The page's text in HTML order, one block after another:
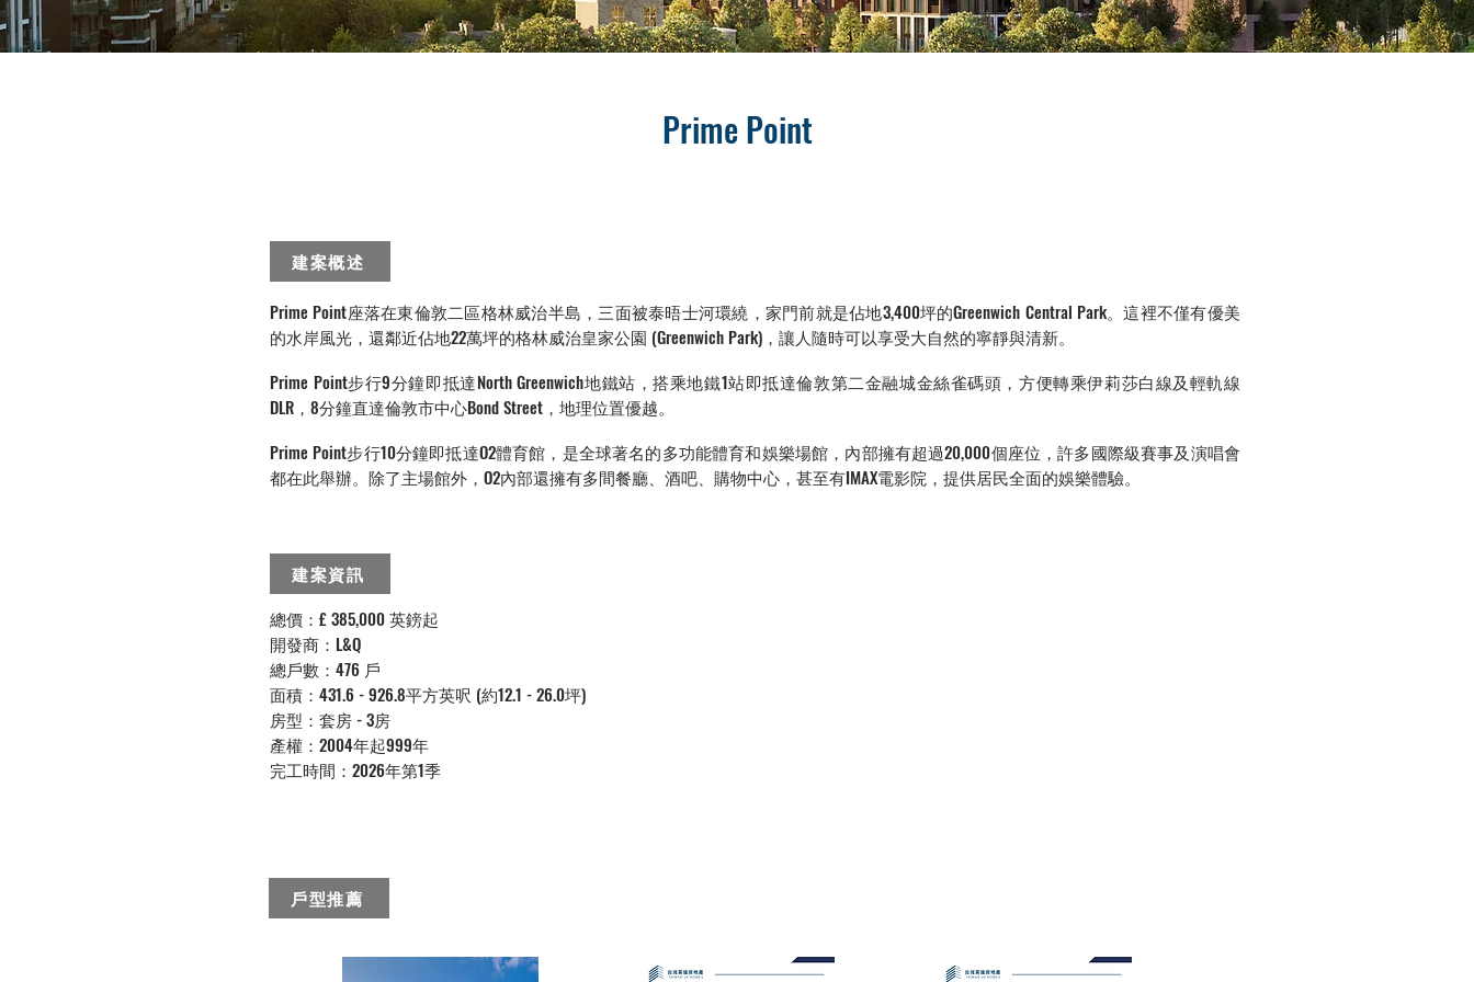
Prime Point
建案概述
Prime Point座落在東倫敦二區格林威治半島，三面被泰晤士河環繞，家門前就是佔地3,400坪的Greenwich Central Park。這裡不僅有優美
的水岸風光，還鄰近佔地22萬坪的格林威治皇家公園 (Greenwich Park)，讓人隨時可以享受大自然的寧靜與清新。
Prime Point步行9分鐘即抵達North Greenwich地鐵站，搭乘地鐵1站即抵達倫敦第二金融城金絲雀碼頭，方便轉乘伊莉莎白線及輕軌線
DLR，8分鐘直達倫敦市中心Bond Street，地理位置優越。
Prime Point步行10分鐘即抵達O2體育館，是全球著名的多功能體育和娛樂場館，內部擁有超過20,000個座位，許多國際級賽事及演唱會
都在此舉辦。除了主場館外，O2內部還擁有多間餐廳、酒吧、購物中心，甚至有IMAX電影院，提供居民全面的娛樂體驗。
建案資訊
總價：£ 385,000 英鎊起
開發商：L&Q
總戶數：476 戶
面積：431.6 - 926.8平方英呎 (約12.1 - 26.0坪)
房型：套房 - 3房
產權：2004年起999年
完工時間：2026年第1季
戶型推薦